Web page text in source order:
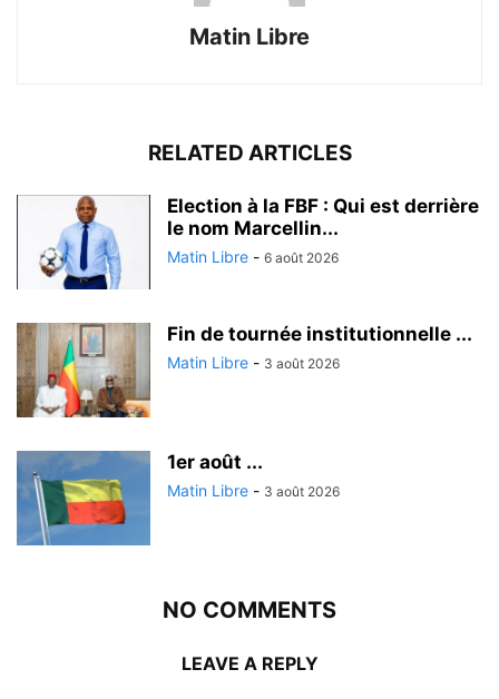
Matin Libre
RELATED ARTICLES
Election à la FBF : Qui est derrière
le nom Marcellin...
Matin Libre - 6 août 2026
Fin de tournée institutionnelle ...
Matin Libre - 3 août 2026
1er août ...
Matin Libre - 3 août 2026
NO COMMENTS
LEAVE A REPLY